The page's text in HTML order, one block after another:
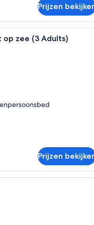
Prijzen
Een hotelkamer met een
op zee (3 Adults)
Prijzen
Een minibar, een bureau,